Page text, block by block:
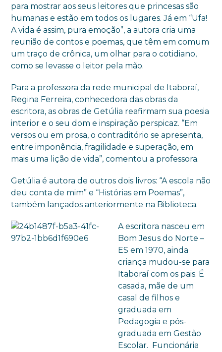
para mostrar aos seus leitores que princesas são
humanas e estão em todos os lugares. Já em “Ufa!
A vida é assim, pura emoção”, a autora cria uma
reunião de contos e poemas, que têm em comum
um traço de crônica, um olhar para o cotidiano,
como se levasse o leitor pela mão.
Para a professora da rede municipal de Itaboraí,
Regina Ferreira, conhecedora das obras da
escritora, as obras de Getúlia reafirmam sua poesia
interior e o seu dom e inspiração perspicaz. “Em
versos ou em prosa, o contraditório se apresenta,
entre imponência, fragilidade e superação, em
mais uma lição de vida”, comentou a professora.
Getúlia é autora de outros dois livros: “A escola não
deu conta de mim” e “Histórias em Poemas”,
também lançados anteriormente na Biblioteca.
A escritora nasceu em
Bom Jesus do Norte –
ES em 1970, ainda
criança mudou-se para
Itaboraí com os pais. É
casada, mãe de um
casal de filhos e
graduada em
Pedagogia e pós-
graduada em Gestão
Escolar. Funcionária